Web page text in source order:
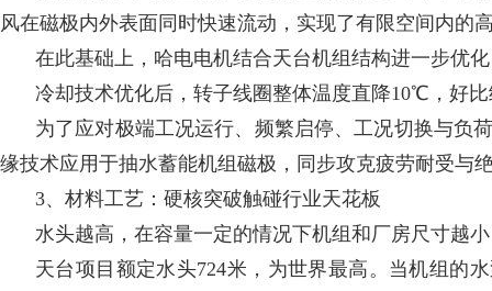
风在磁极内外表面同时快速流动，实现了有限空间内的
在此基础上，哈电电机结合天台机组结构进一步优
冷却技术优化后，转子线圈整体温度直降10℃，好
为了应对极端工况运行、频繁启停、工况切换与负
缘技术应用于抽水蓄能机组磁极，同步攻克疲劳耐受与
3、材料工艺：硬核突破触碰行业天花板
水头越高，在容量一定的情况下机组和厂房尺寸越
天台项目额定水头724米，为世界最高。当机组的